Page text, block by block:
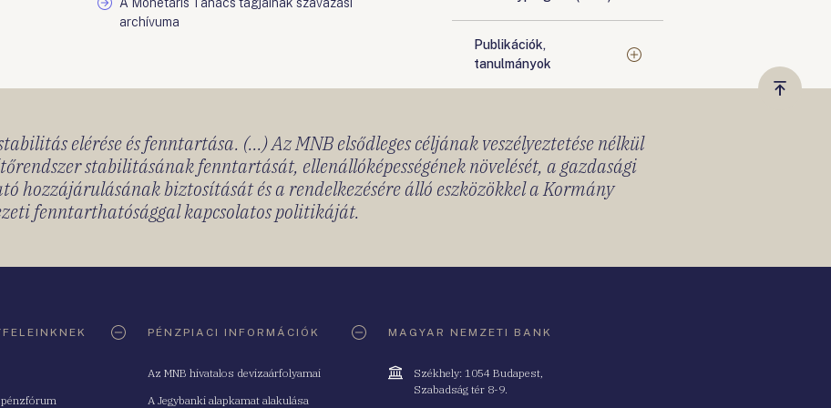
archívuma
Publikációk,
tanulmányok
Vissza
elérése és fenntartása. (...) Az MNB elsődleges céljának veszélyeztetése nélkül
stabilitásának fenntartását, ellenállóképességének növelését, a gazdasági
hozzájárulásának biztosítását és a rendelkezésére álló eszközökkel a Kormány
fenntarthatósággal kapcsolatos politikáját.
PÉNZPIACI INFORMÁCIÓK
Az MNB hivatalos devizaárfolyamai
A Jegybanki alapkamat alakulása
MAGYAR NEMZETI BANK
Cím
Székhely: 1054 Budapest,
Szabadság tér 8-9.